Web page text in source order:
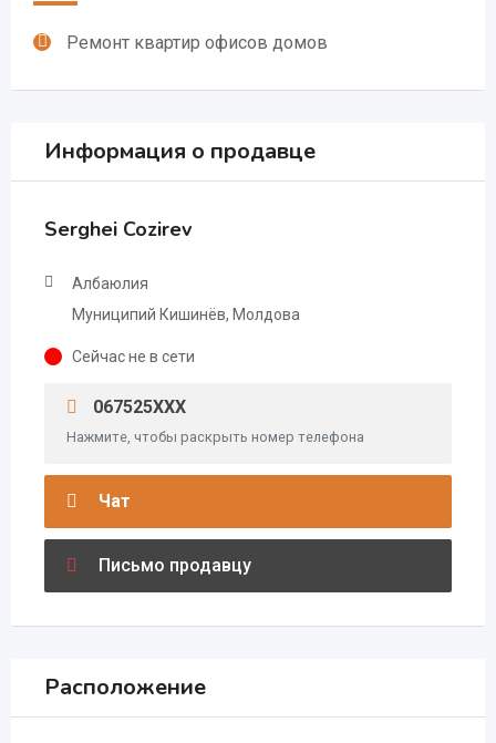
Ремонт квартир офисов домов
Информация о продавце
Serghei Cozirev
Албаюлия
Муниципий Кишинёв, Молдова
Сейчас не в сети
067525XXX
Нажмите, чтобы раскрыть номер телефона
Чат
Письмо продавцу
Расположение